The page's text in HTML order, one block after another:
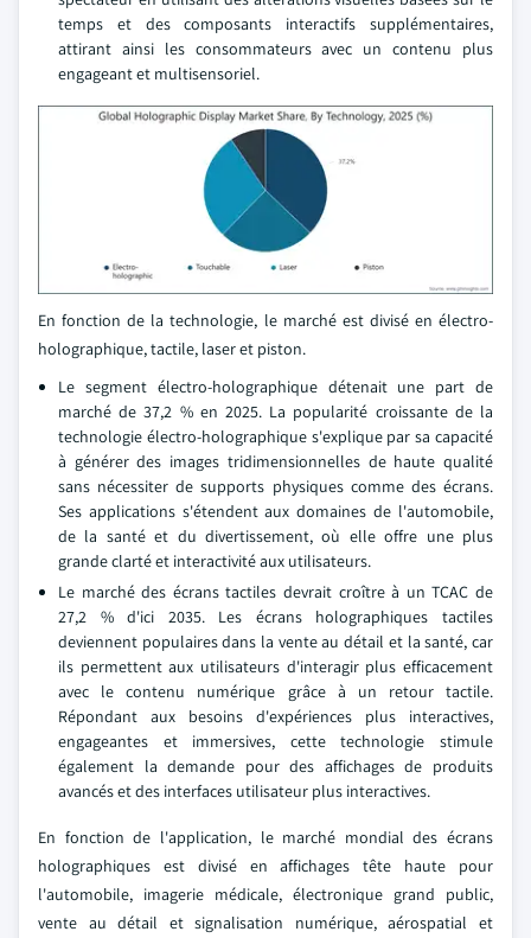
temps et des composants interactifs supplémentaires,
attirant ainsi les consommateurs avec un contenu plus
engageant et multisensoriel.
En fonction de la technologie, le marché est divisé en électro-
holographique, tactile, laser et piston.
Le segment électro-holographique détenait une part de
marché de 37,2 % en 2025. La popularité croissante de la
technologie électro-holographique s'explique par sa capacité
à générer des images tridimensionnelles de haute qualité
sans nécessiter de supports physiques comme des écrans.
Ses applications s'étendent aux domaines de l'automobile,
de la santé et du divertissement, où elle offre une plus
grande clarté et interactivité aux utilisateurs.
Le marché des écrans tactiles devrait croître à un TCAC de
27,2 % d'ici 2035. Les écrans holographiques tactiles
deviennent populaires dans la vente au détail et la santé, car
ils permettent aux utilisateurs d'interagir plus efficacement
avec le contenu numérique grâce à un retour tactile.
Répondant aux besoins d'expériences plus interactives,
engageantes et immersives, cette technologie stimule
également la demande pour des affichages de produits
avancés et des interfaces utilisateur plus interactives.
En fonction de l'application, le marché mondial des écrans
holographiques est divisé en affichages tête haute pour
l'automobile, imagerie médicale, électronique grand public,
vente au détail et signalisation numérique, aérospatial et